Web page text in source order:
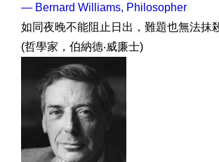
— Bernard Williams, Philosopher
如同夜晚不能阻止日出，難題也無法抹
(哲學家，伯納德‧威廉士)